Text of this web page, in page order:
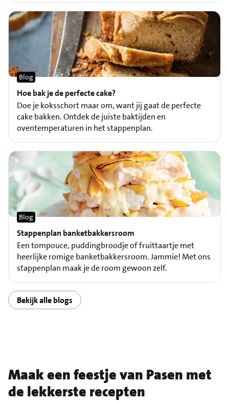
Hoe bak je de perfecte cake?
Blog
Doe je koksschort maar om, want jij gaat de perfecte
cake bakken. Ontdek de juiste baktijden en
oventemperaturen in het stappenplan.
Stappenplan banketbakkersroom
Blog
Een tompouce, puddingbroodje of fruittaartje met
heerlijke romige banketbakkersroom. Jammie! Met ons
stappenplan maak je de room gewoon zelf.
Bekijk alle blogs
Maak een feestje van Pasen met
de lekkerste recepten